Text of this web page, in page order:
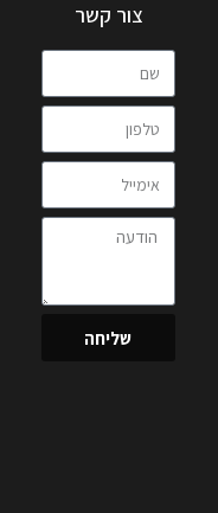
צור קשר
שליחה